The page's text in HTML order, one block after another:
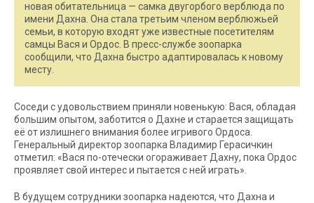
новая обитательница — самка двугорбого верблюда по
имени Дахна. Она стала третьим членом верблюжьей
семьи, в которую входят уже известные посетителям
самцы Вася и Ордос. В пресс-службе зоопарка
сообщили, что Дахна быстро адаптировалась к новому
месту.
Соседи с удовольствием приняли новенькую: Вася, обладая
большим опытом, заботится о Дахне и старается защищать
её от излишнего внимания более игривого Ордоса.
Генеральный директор зоопарка Владимир Герасичкин
отметил: «Вася по-отечески огораживает Дахну, пока Ордос
проявляет свой интерес и пытается с ней играть».
В будущем сотрудники зоопарка надеются, что Дахна и